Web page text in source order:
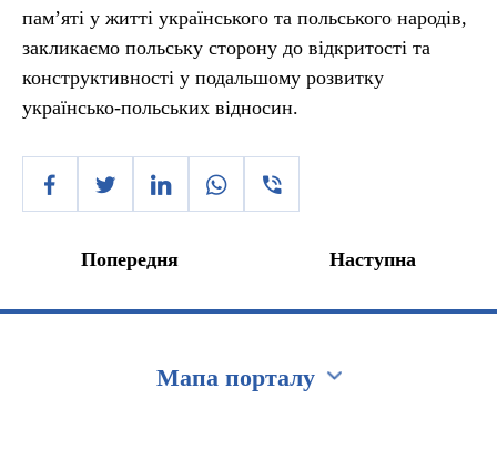
пам’яті у житті українського та польського народів,
закликаємо польську сторону до відкритості та
конструктивності у подальшому розвитку
українсько-польських відносин.
Попередня Наступна
Мапа порталу